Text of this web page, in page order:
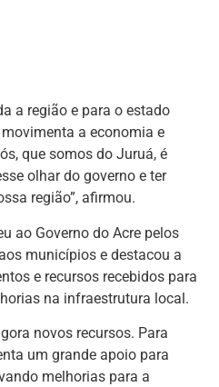
a região e para o estado
a economia e
que somos do Juruá, é
olhar do governo e ter
região”, afirmou.
ao Governo do Acre pelos
municípios e destacou a
e recursos recebidos para
na infraestrutura local.
novos recursos. Para
um grande apoio para
melhorias para a